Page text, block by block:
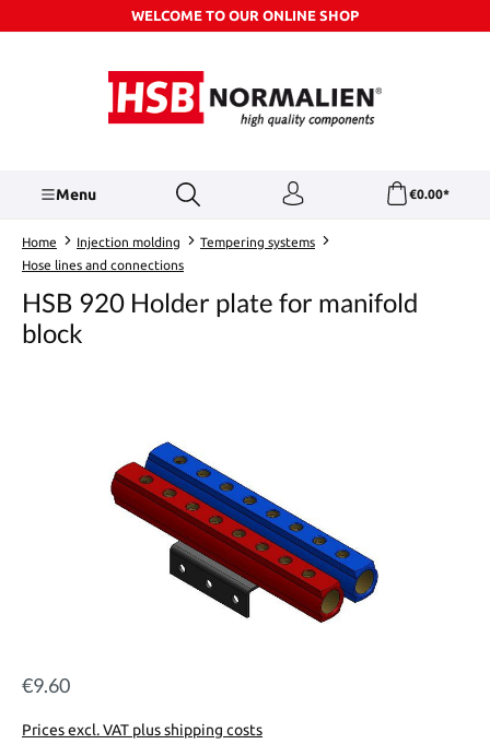
Skip to main contentWELCOME TO OUR ONLINE SHOP
Menu €0.00*
Home Injection molding
Tempering systems
Hose lines and connections
HSB 920 Holder plate for manifold
block
Regular price:
€9.60
Prices excl. VAT plus shipping costs